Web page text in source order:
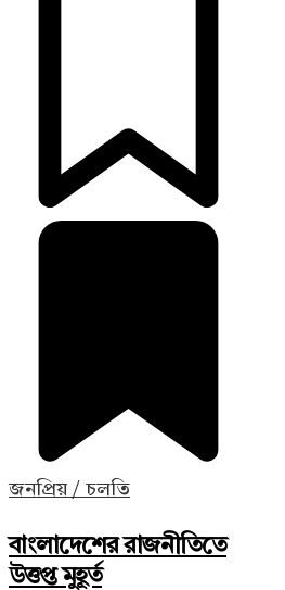
জনপ্রিয় / চলতি
বাংলাদেশের রাজনীতিতে
উত্তপ্ত মুহূর্ত